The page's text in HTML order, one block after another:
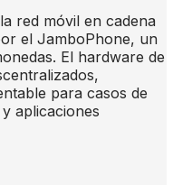
red móvil en cadena
el JamboPhone, un
El hardware de
para casos de
aplicaciones